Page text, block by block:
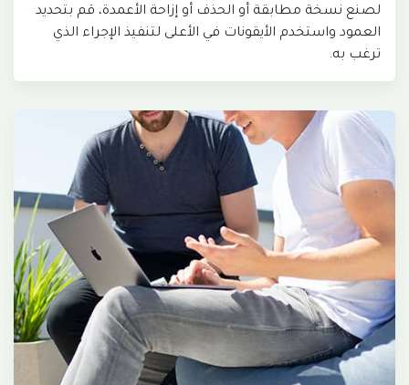
لصنع نسخة مطابقة أو الحذف أو إزاحة الأعمدة، قم بتحديد
العمود واستخدم الأيقونات في الأعلى لتنفيذ الإجراء الذي
ترغب به.